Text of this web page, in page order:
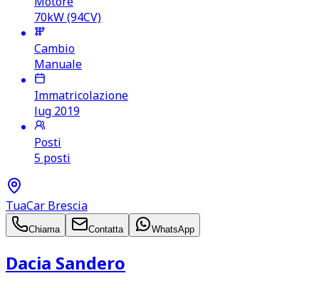
70kW (94CV)
Cambio
Manuale
Immatricolazione
lug 2019
Posti
5 posti
TuaCar Brescia
Chiama Contatta WhatsApp
Dacia Sandero